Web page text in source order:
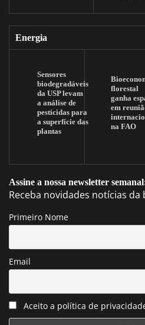
Energia
Sensores
biodegradáveis
da USP levam
a análise de
pesticidas para
a superfície das
plantas
florestal
ganha
em
na FAO
Assine a nossa newsletter
Receba novidades notícias da
Primeiro Nome
Email
Aceito a política de